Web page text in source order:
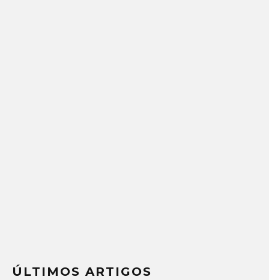
ÚLTIMOS ARTIGOS